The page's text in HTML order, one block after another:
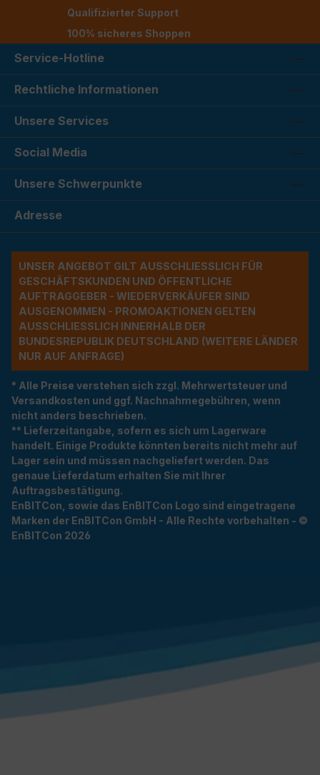
Qualifizierter Support
100% sicheres Shoppen
Service-Hotline
Rechtliche Informationen
Unsere Services
Social Media
Unsere Schwerpunkte
Adresse
UNSER ANGEBOT GILT AUSSCHLIESSLICH FÜR G
ESCHÄFTSKUNDEN UND ÖFFENTLICHE A
UFTRAGGEBER - WIEDERVERKÄUFER SIND A
USGENOMMEN - PROMOAKTIONEN GELTEN A
USSCHLIESSLICH INNERHALB DER BU
NDESREPUBLIK DEUTSCHLAND (WEITERE LÄNDER NU
R AUF ANFRAGE)
* Alle Preise verstehen sich zzgl. Mehrwertsteuer und
Versandkosten und ggf. Nachnahmegebühren, wenn
nicht anders beschrieben.
** Lieferzeitangabe, sofern es sich um Lagerware
handelt. Einige Produkte könnten bereits nicht mehr auf
Lager sein und müssen nachgeliefert werden. Das
genaue Lieferdatum erhalten Sie mit Ihrer
Auftragsbestätigung.
EnBITCon, sowie das EnBITCon Logo sind eingetragene
Marken der EnBITCon GmbH - Alle Rechte vorbehalten - ©
EnBITCon 2026